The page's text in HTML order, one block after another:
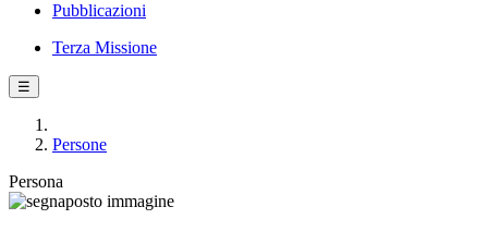
Pubblicazioni
Terza Missione
☰
Persone
Persona